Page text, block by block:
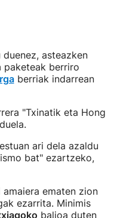
asteazken
berriro
berriak indarrean
"Txinatik eta Hong
ari dela azaldu
bat" ezartzeko,
ematen zion
ezarrita. Minimis
balioa duten